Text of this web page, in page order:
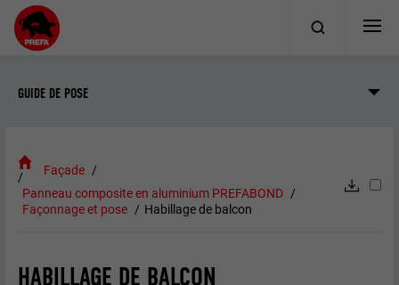
GUIDE DE POSE
Façade
Panneau composite en aluminium PREFABOND
Façonnage et pose
Habillage de balcon
HABILLAGE DE BALCON